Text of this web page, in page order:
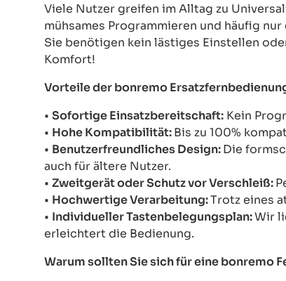
Viele Nutzer greifen im Alltag zu
mühsames Programmieren und häufig
Sie benötigen kein lästiges Einstellen
Komfort!
Vorteile der bonremo
• Sofortige Einsatzbereitschaft: Kein
• Hohe Kompatibilität:Bis zu 100%
• Benutzerfreundliches Design:Die
auch für ältere Nutzer.
• Zweitgerät oder Schutz vor Verschleiß:
• Hochwertige Verarbeitung:Trotz eines
• Individueller Tastenbelegungsplan:Wir
erleichtert die Bedienung.
Warum sollten Sie sich für eine bonremo